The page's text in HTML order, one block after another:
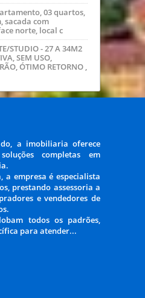
03 quartos,
sacada com
norte, local c
STUDIO - 27 A 34M2
SEM USO,
ÓTIMO RETORNO ,
a imobiliaria oferece
completas em
a empresa é especialista
prestando assessoria a
e vendedores de
todos os padrões,
para atender...